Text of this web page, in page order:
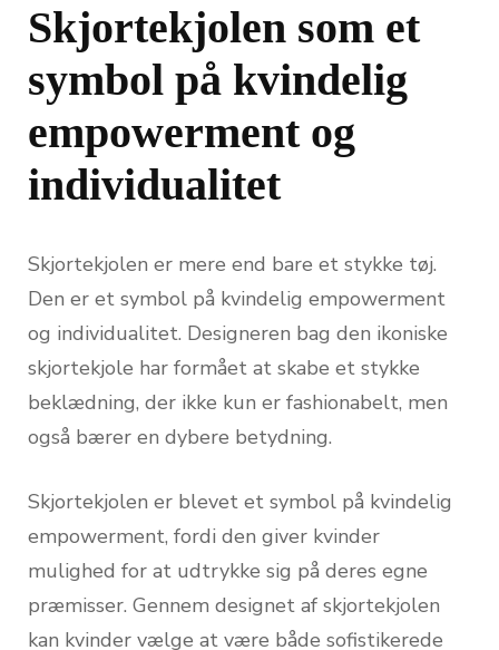
Skjortekjolen som et
symbol på kvindelig
empowerment og
individualitet
Skjortekjolen er mere end bare et stykke tøj.
Den er et symbol på kvindelig empowerment
og individualitet. Designeren bag den ikoniske
skjortekjole har formået at skabe et stykke
beklædning, der ikke kun er fashionabelt, men
også bærer en dybere betydning.
Skjortekjolen er blevet et symbol på kvindelig
empowerment, fordi den giver kvinder
mulighed for at udtrykke sig på deres egne
præmisser. Gennem designet af skjortekjolen
kan kvinder vælge at være både sofistikerede